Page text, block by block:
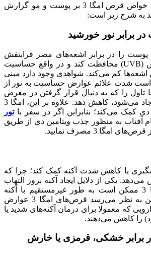
طی تحقیقات بسیاری خواص قرص امگا 3 بر پوست و مو گزارش
به شرح زیر است:
برابر نور خورشید
می‌تواند پوست را در برابر اشعه‌های مضر فرابنفش
(UVA) و ماوراء بنفش (UVB) محافظت کند و در واقع حساسیت
کم می‌کند. شواهدی وجود دارد مبنی
امگا 3 ممکن است شدت علائم عوارض حساسیت به نور از
تاول را که به دنبال قرار گرفتن در معرض
اشعه ماوراء بنفش ایجاد می‌شود، کاهش دهد. علاوه بر این، امگا 3
دی کمک می‌کند؛ بنابراین اگر در سفر باتور
آفتاب به منظور جذب ویتامین دی از طریق
امگا 3 مصرف نمایید.
به پیشگیری یا کاهش شدت آکنه کمک کند؛ چرا که
می‌دهد. یکی از دلایل ایجاد آکنه بروز التهاب
است؛ از این رو امگا 3 ممکن است به طور غیرمستقیم با آکنه
مبارزه می‌کند. همچنین به نظر می‌رسد قرص‌های امگا 3 عوارض
که معمولا برای درمان آکنه‌های شدید یا
را کاهش می‌دهند.
خشکی، قرمزی یا خارش